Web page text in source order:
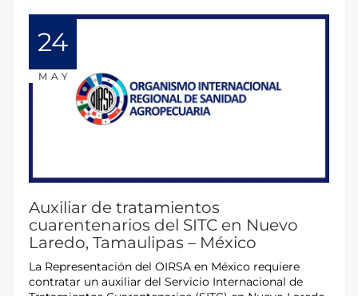
24
MAY
Auxiliar de tratamientos
cuarentenarios del SITC en Nuevo
Laredo, Tamaulipas – México
La Representación del OIRSA en México requiere
contratar un auxiliar del Servicio Internacional de